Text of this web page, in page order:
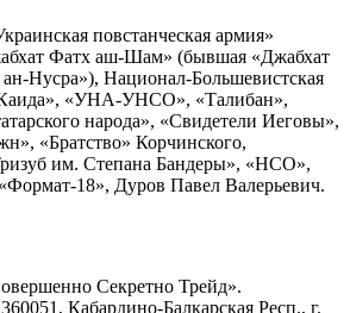
повстанческая армия»
Фатх аш-Шам» (бывшая «Джабхат
Нусра»), Национал-Большевистская
«УНА-УНСО», «Талибан»,
народа», «Свидетели Иеговы»,
«Братство» Корчинского,
им. Степана Бандеры», «НСО»,
18», Дуров Павел Валерьевич.
Секретно Трейд».
Кабардино-Балкарская Респ., г.